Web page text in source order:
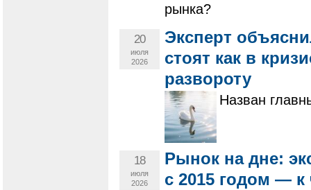
рынка?
20
июля
2026
Эксперт
стоят как в
развороту
Назван
18
июля
2026
Рынок на дне:
с 2015 годом — к